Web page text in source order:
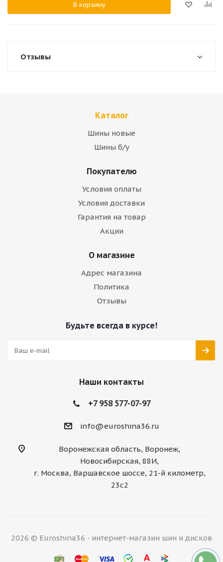
В корзину
Отзывы
Каталог
Шины новые
Шины б/у
Покупателю
Условия оплаты
Условия доставки
Гарантия на товар
Акции
О магазине
Адрес магазина
Политика
Отзывы
Будьте всегда в курсе!
Наши контакты
+7 958 577-07-97
info@euroshina36.ru
Воронежская область, Воронеж,
Новосибирская, 88И,
г. Москва, Варшавское шоссе, 21-й километр,
23с2
2026 © Euroshina36 - интернет-магазин шин и дисков